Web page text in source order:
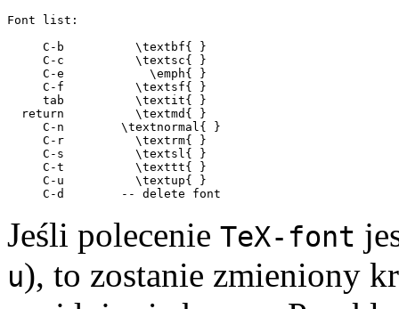
Font list:
     C-b          \textbf{ }
     C-c          \textsc{ }
     C-e            \emph{ }
     C-f          \textsf{ }
     tab          \textit{ }
  return          \textmd{ }
     C-n        \textnormal{ }
     C-r          \textrm{ }
     C-s          \textsl{ }
     C-t          \texttt{ }
     C-u          \textup{ }
Jeśli polecenie TeX-font
u), to zostanie zmieniony